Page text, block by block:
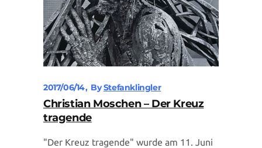
2017/06/14 ByStefanklingler
Christian Moschen – Der Kreuz
tragende
"Der Kreuz tragende" wurde am 11. Juni